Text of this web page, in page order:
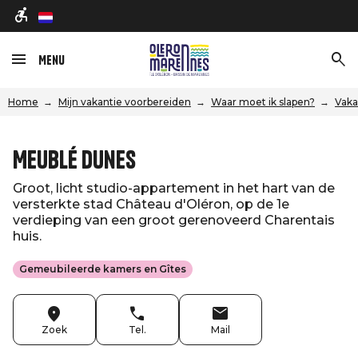
nl
Menu
Home Mijn vakantie voorbereiden Waar moet ik slapen?
Meublé Dunes
Groot, licht studio-appartement in het hart van de
versterkte stad Château d'Oléron, op de 1e
verdieping van een groot gerenoveerd Charentais
huis.
Gemeubileerde kamers en Gîtes
Zoek Tel. Mail